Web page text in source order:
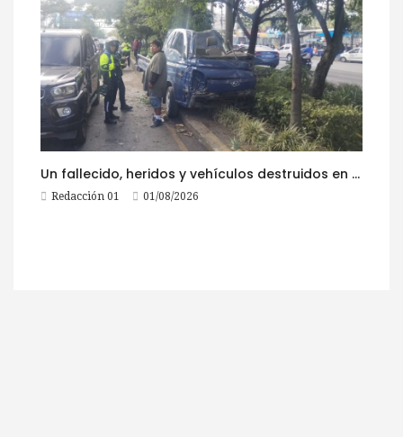
Un fallecido, heridos y vehículos destruidos en accidentes registrados este 1 de agosto
Redacción 01 01/08/2026